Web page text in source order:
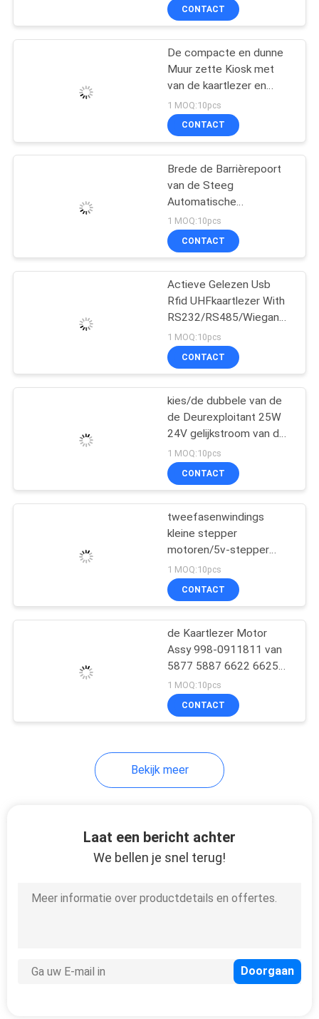
Hybride Kaartlezer
IC-Kaartlezer Writer
RFID-Kaartautomaat
81
Magnetische
Kaartautomaat
smartcardautomaat
Automaat Bill
CONTACT
De compacte en dunne
Muur zette Kiosk met
van de kaartlezer en
printer functie voor
banken/winkelcomplex
op. V633
1 MOQ:10pcs
CONTACT
Brede de Barrièrepoort
van de Steeg
Automatische
Schommeling met
mifare-1 Kaartlezers en
Software
1 MOQ:10pcs
CONTACT
Actieve Gelezen Usb
Rfid UHFkaartlezer With
RS232/RS485/Wiegand
Interface
1 MOQ:10pcs
CONTACT
kies/de dubbele van de
de Deurexploitant 25W
24V gelijkstroom van de
blad Automatische
Schommeling Brushless
Motor uit
1 MOQ:10pcs
CONTACT
tweefasenwindings
kleine stepper
motoren/5v-stepper
motor voor kaartlezer
1 MOQ:10pcs
CONTACT
de Kaartlezer Motor
Assy 998-0911811 van
5877 5887 6622 6625
6632 6634 3Q8 Sankyo
1 MOQ:10pcs
CONTACT
Bekijk meer
Laat een bericht achter
We bellen je snel terug!